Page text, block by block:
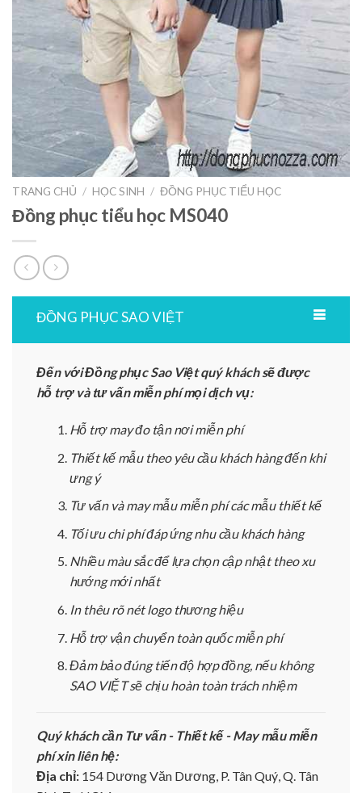
TRANG CHỦ / HỌC SINH / ĐỒNG PHỤC TIỂU HỌC
Đồng phục tiểu học MS040
ĐỒNG PHỤC SAO VIỆT
Đến với Đồng phục Sao Việt quý khách sẽ được
hỗ trợ và tư vấn miễn phí mọi dịch vụ:
Hỗ trợ may đo tận nơi miễn phí
Thiết kế mẫu theo yêu cầu khách hàng đến khi
ưng ý
Tư vấn và may mẫu miễn phí các mẫu thiết kế
Tối ưu chi phí đáp ứng nhu cầu khách hàng
Nhiều màu sắc để lựa chọn cập nhật theo xu
hướng mới nhất
In thêu rõ nét logo thương hiệu
Hỗ trợ vận chuyển toàn quốc miễn phí
Đảm bảo đúng tiến độ hợp đồng, nếu không
SAO VIỆT sẽ chịu hoàn toàn trách nhiệm
Quý khách cần Tư vấn - Thiết kế - May mẫu miễn
phí xin liên hệ:
Địa chỉ: 154 Dương Văn Dương, P. Tân Quý, Q. Tân